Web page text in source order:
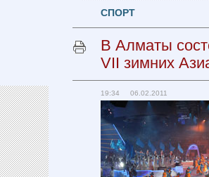
СПОРТ
В Алматы
VII зимних
19:34 06.02.2011